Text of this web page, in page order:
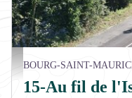
Village de Villaroger - CCHT
BOURG-SAINT-
15-Au fil de